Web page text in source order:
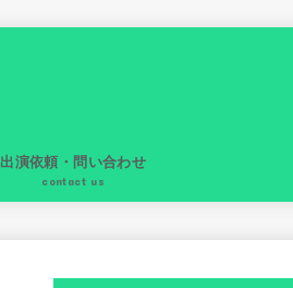
出演依頼・問い合わせ
contact us